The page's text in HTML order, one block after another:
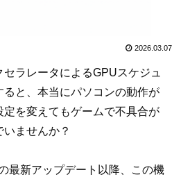
2026.03.07
セラレータによるGPUスケジュ
ると、本当にパソコンの動作が
定を変えてもゲームで不具合が
ませんか？
最新アップデート以降、この機